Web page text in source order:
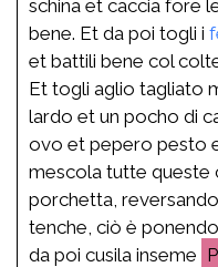
schina et caccia fore
bene. Et da poi togli i
et battili bene col
Et togli aglio tagliato
lardo et un pocho di
ovo et pepero pesto
mescola tutte queste
porchetta,
tenche, ciò è
da poi cusila inseme